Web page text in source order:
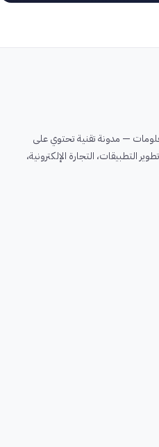
— مدونة تقنية تحتوي على
التطبيقات، التجارة الإلكترونية،